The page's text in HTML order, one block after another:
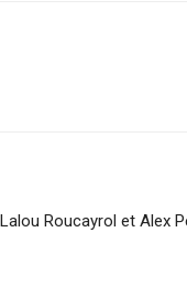
Lalou Roucayrol et Alex